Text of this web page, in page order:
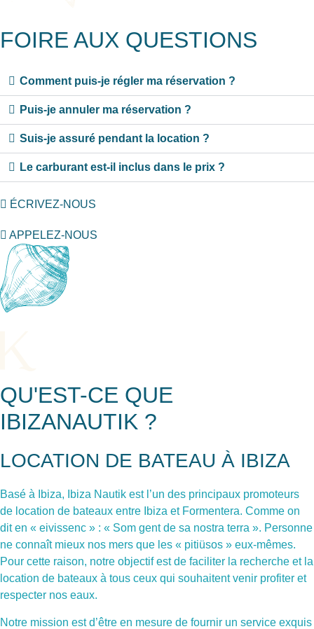
FOIRE AUX QUESTIONS
Comment puis-je régler ma réservation ?
Puis-je annuler ma réservation ?
Suis-je assuré pendant la location ?
Le carburant est-il inclus dans le prix ?
ÉCRIVEZ-NOUS
APPELEZ-NOUS
QU'EST-CE QUE
IBIZANAUTIK ?
LOCATION DE BATEAU À IBIZA
Basé à Ibiza, Ibiza Nautik est l’un des principaux promoteurs
de location de bateaux entre Ibiza et Formentera. Comme on
dit en « eivissenc » : « Som gent de sa nostra terra ». Personne
ne connaît mieux nos mers que les « pitiüsos » eux-mêmes.
Pour cette raison, notre objectif est de faciliter la recherche et la
location de bateaux à tous ceux qui souhaitent venir profiter et
respecter nos eaux.
Notre mission est d’être en mesure de fournir un service exquis